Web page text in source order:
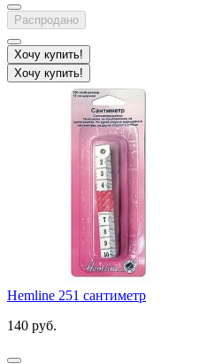
Распродано
Хочу купить!
Хочу купить!
Hemline 251 сантиметр
140 руб.